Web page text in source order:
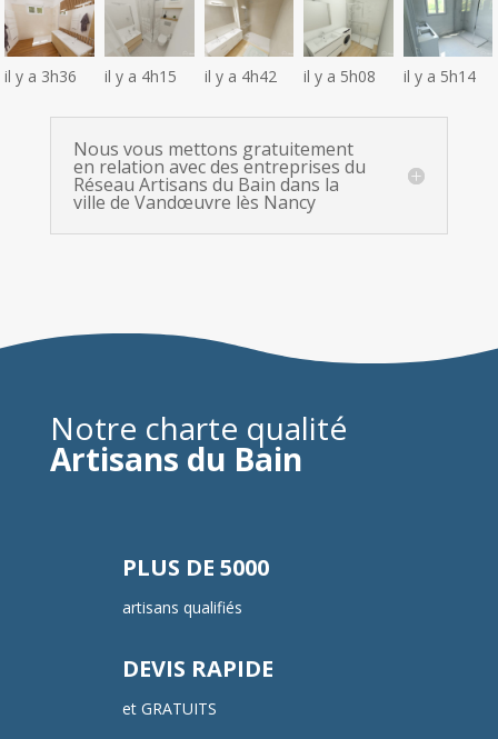
il y a 3h36 il y a 4h15 il y a 4h42 il y a 5h08 il y a 5h14
Nous vous mettons gratuitement
en relation avec des entreprises du
Réseau Artisans du Bain dans la
ville de Vandœuvre lès Nancy
Notre charte qualité
Artisans du Bain
PLUS DE 5000
artisans qualifiés
DEVIS RAPIDE
et GRATUITS